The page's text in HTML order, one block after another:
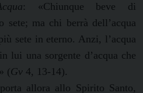
: «Chiunque beve di
sete; ma chi berrà dell’acqua
sete in eterno. Anzi, l’acqua
lui una sorgente d’acqua che
( Gv 4, 13-14).
allora allo Spirito Santo,